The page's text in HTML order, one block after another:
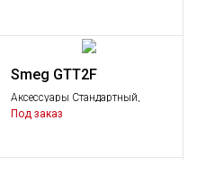
Smeg GTT2F
Аксессуары Стандартный,
Аксессуары
Под заказ